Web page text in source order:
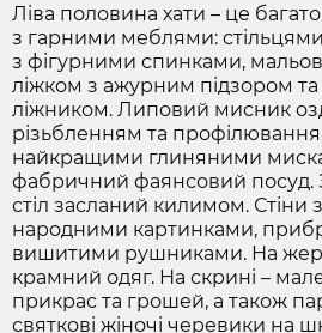
Ліва половина хати – це
з гарними меблями:
з фігурними спинками,
ліжком з ажурним підзором
ліжником. Липовий мисник
різьбленням та
найкращими глиняними
фабричний фаянсовий посуд.
стіл засланий килимом. Стіни
народними картинками,
вишитими рушниками. На
крамний одяг. На скрині –
прикрас та грошей, а також
святкові жіночі черевики на